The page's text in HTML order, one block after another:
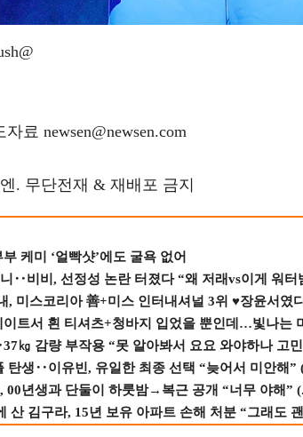
료 newsen@newsen.com
. 무단전재 & 재배포 금지
케미 ‘얼빡샷’에도 굴욕 없어
‥비비, 선정성 논란 터졌다 “왜 저래vs이게 워터
, 미스코리아 善+미스 인터내셔널 3위 ♥장윤서였
이트서 흰 티셔츠+청바지 입었을 뿐인데…빛나는
㎏ 감량 부작용 “못 알아봐서 요요 와야하나 고
탄생‥이유빈, 유일한 최종 선택 “늦어서 미안해”
00년생과 단둘이 하룻밤→복근 공개 “너무 야해”
산 김구라, 15년 보유 아파트 손해 처분 “그래도